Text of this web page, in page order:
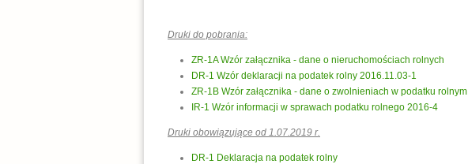
Druki do pobrania:
ZR-1A Wzór załącznika - dane o nieruchomościach rolnych
DR-1 Wzór deklaracji na podatek rolny 2016.11.03-1
ZR-1B Wzór załącznika - dane o zwolnieniach w podatku rolnym
IR-1 Wzór informacji w sprawach podatku rolnego 2016-4
Druki obowiązujące od 1.07.2019 r.
DR-1 Deklaracja na podatek rolny